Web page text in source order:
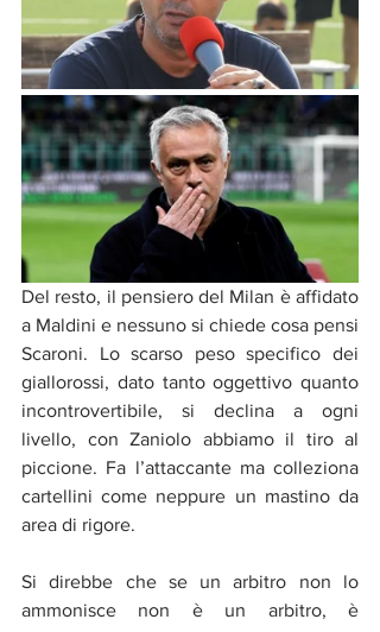
Del resto, il pensiero del Milan è affidato
a Maldini e nessuno si chiede cosa pensi
Scaroni. Lo scarso peso specifico dei
giallorossi, dato tanto oggettivo quanto
incontrovertibile, si declina a ogni
livello, con Zaniolo abbiamo il tiro al
piccione. Fa l’attaccante ma colleziona
cartellini come neppure un mastino da
area di rigore.
Si direbbe che se un arbitro non lo
ammonisce non è un arbitro, è